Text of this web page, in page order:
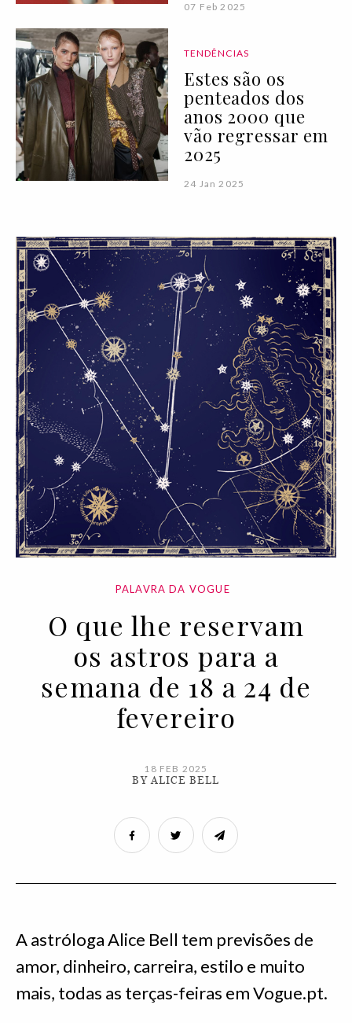
07 Feb 2025
TENDÊNCIAS
Estes são os
penteados dos
anos 2000 que
vão regressar em
2025
24 Jan 2025
PALAVRA DA VOGUE
O que lhe reservam
os astros para a
semana de 18 a 24 de
fevereiro
18 FEB 2025
BY ALICE BELL
A astróloga Alice Bell tem previsões de
amor, dinheiro, carreira, estilo e muito
mais, todas as terças-feiras em Vogue.pt.